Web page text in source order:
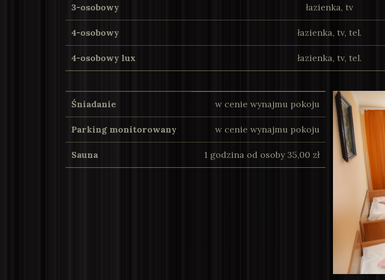
3-osobowy łazienka, tv
4-osobowy łazienka, tv, tel.
4-osobowy lux łazienka, tv, tel.
Śniadanie w cenie wynajmu pokoju
Parking monitorowany w cenie wynajmu pokoju
Sauna 1 godzina od osoby 35,00 zł